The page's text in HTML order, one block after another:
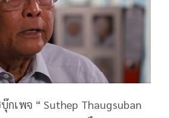
กเพจ “ Suthep Thaugsuban